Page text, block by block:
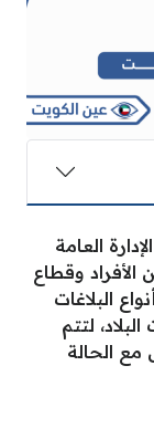
العامة
وقطاع
البلاغات
لتتم
مع الحالة